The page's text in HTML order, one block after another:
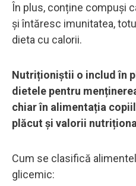
În plus, conține compuși
și întăresc imunitatea,
dieta cu calorii.
Nutriționiștii o includ în
dietele pentru
chiar în alimentația
plăcut și valorii
Cum se clasifică
glicemic: